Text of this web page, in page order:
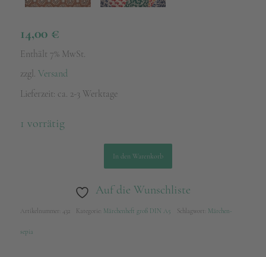
14,00 €
Enthält 7% MwSt.
zzgl. Versand
Lieferzeit: ca. 2-3 Werktage
1 vorrätig
In den Warenkorb
Auf die Wunschliste
Artikelnummer: 432 Kategorie: Märchenheft groß DIN A5 Schlagwort: Märchen-
sepia